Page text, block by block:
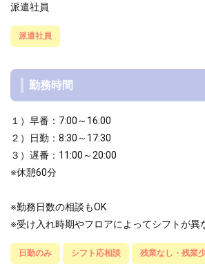
派遣社員
派遣社員
勤務時間
１）早番：7:00～16:00
２）日勤：8:30～17:30
３）遅番：11:00～20:00
※休憩60分
※勤務日数の相談もOK
※受け入れ時期やフロアによってシフトが異
日勤のみ シフト応相談 残業なし・残業